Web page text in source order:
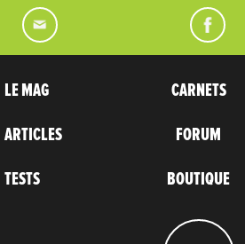
LE MAG
ARTICLES
TESTS
CARNETS
FORUM
BOUTIQUE